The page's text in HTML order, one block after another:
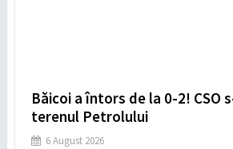
Băicoi a întors de la 0-2! CSO
terenul Petrolului
6 August 2026